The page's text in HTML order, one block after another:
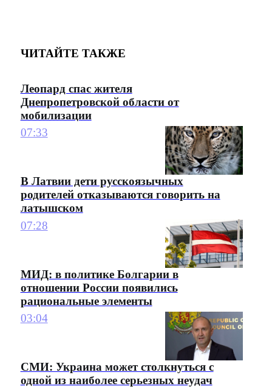
ЧИТАЙТЕ ТАКЖЕ
Леопард спас жителя
Днепропетровской области от
мобилизации
07:33
В Латвии дети русскоязычных
родителей отказываются говорить на
латышском
07:28
МИД: в политике Болгарии в
отношении России появились
рациональные элементы
03:04
СМИ: Украина может столкнуться с
одной из наиболее серьезных неудач